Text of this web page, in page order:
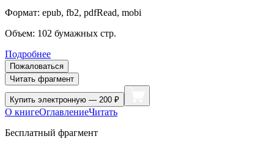
Формат: epub, fb2, pdfRead, mobi
Объем: 102 бумажных стр.
Подробнее
Пожаловаться
Читать фрагмент
Купить электронную — 200 ₽
О книгеОглавлениеЧитать
Бесплатный фрагмент